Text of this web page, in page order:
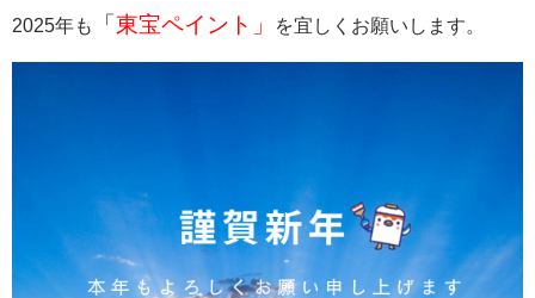
2025年も 「 東宝ペイント」 を宜しくお願いします。